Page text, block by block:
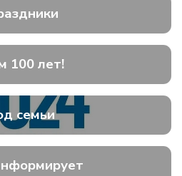
100 лет!
семьи